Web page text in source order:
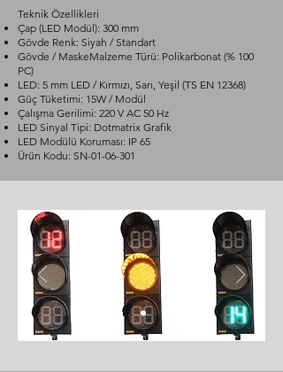
Teknik Özellikleri
Çap (LED Modül): 300 mm
Gövde Renk: Siyah / Standart
Gövde / MaskeMalzeme Türü: Polikarbonat (% 100
PC)
LED: 5 mm LED / Kırmızı, Sarı, Yeşil (TS EN 12368)
Güç Tüketimi: 15W / Modül
Çalışma Gerilimi: 220 V AC 50 Hz
LED Sinyal Tipi: Dotmatrix Grafik
LED Modülü Koruması: IP 65
Ürün Kodu: SN-01-06-301